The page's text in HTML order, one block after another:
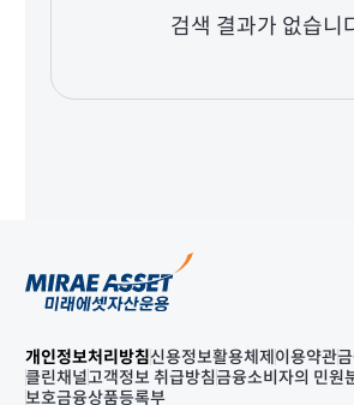
검색 결과가 없습니
개인정보처리방침신용정보활용체제 이용약관
클린채널고객정보 취급방침금융소비자의 민원
보호금융상품등록부